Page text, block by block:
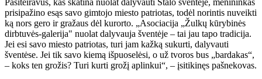
prisipažino esąs savo gimtojo miesto patriotas, todėl norintis nuveikti
ką nors gero ir gražaus dėl kurorto. „Asociacija „Žulkų kūrybinės
dirbtuvės-galerija" nuolat dalyvauja šventėje – tai jau tapo tradicija.
Jei esi savo miesto patriotas, turi jam kažką sukurti, dalyvauti
šventėse. Jei tik savo kiemą išpuoselėsi, o už tvoros bus „bardakas“,
– koks ten grožis? Turi kurti grožį aplinkui“, – įsitikinęs pašnekovas.